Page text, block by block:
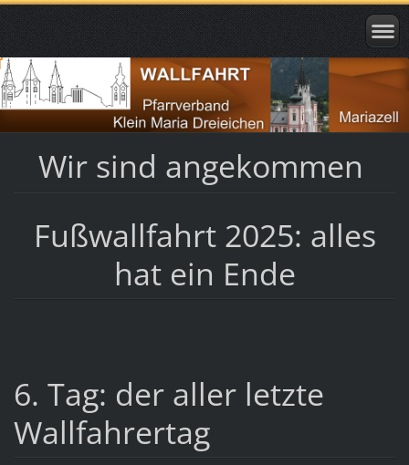
Wir sind angekommen
Fußwallfahrt 2025: alles
hat ein Ende
6. Tag: der aller letzte
Wallfahrertag